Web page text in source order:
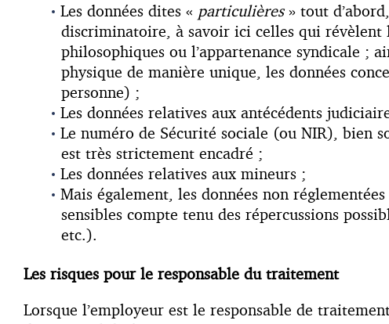
Les données dites « particulières» tout
discriminatoire, à savoir ici celles qui révèlent
philosophiques ou l’appartenance syndicale ;
physique de manière unique, les données
personne) ;
Les données relatives aux antécédents
Le numéro de Sécurité sociale (ou NIR), bien
est très strictement encadré ;
Les données relatives aux mineurs ;
Mais également, les données non
sensibles compte tenu des répercussions
etc.).
Les risques pour le responsable du traitement
Lorsque l’employeur est le responsable de